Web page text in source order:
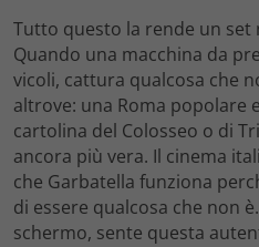
Tutto questo la rende un
Quando una macchina da
vicoli, cattura qualcosa che
altrove: una Roma popolare
cartolina del Colosseo o di
ancora più vera. Il cinema
che Garbatella funziona
di essere qualcosa che non
schermo, sente questa